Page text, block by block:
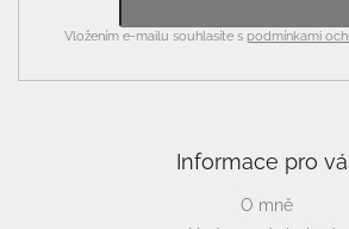
Vložením e-mailu souhlasíte s podmínkami
Informace pro
O mně